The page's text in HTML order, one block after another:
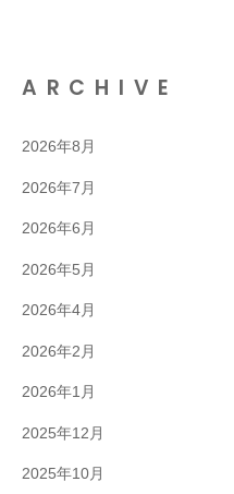
ARCHIVE
2026年8月
2026年7月
2026年6月
2026年5月
2026年4月
2026年2月
2026年1月
2025年12月
2025年10月